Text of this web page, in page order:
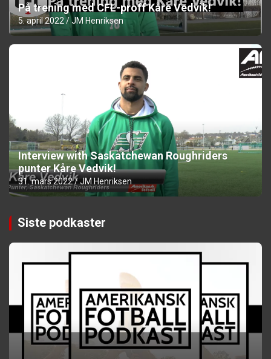
På trening med CFL-proff Kåre Vedvik!
5. april 2022 JM Henriksen
Interview with Saskatchewan Roughriders
punter Kåre Vedvik!
31. mars 2022 JM Henriksen
Siste podkaster